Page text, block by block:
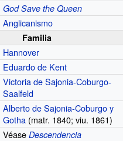
God Save the Queen
Anglicanismo
Familia
Hannover
Eduardo de Kent
Victoria de Sajonia-Coburgo-
Saalfeld
Alberto de Sajonia-Coburgo y
Gotha (matr. 1840; viu. 1861)
VéaseDescendencia